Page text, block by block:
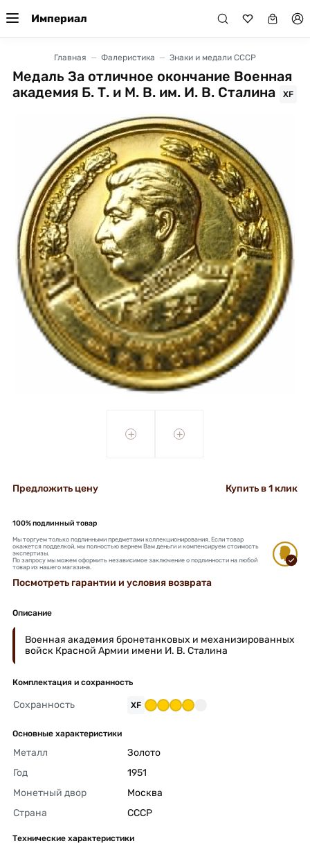
Империал
Главная Фалеристика Знаки и медали СССР
Медаль За отличное окончание Военная
академия Б. Т. и М. В. им. И. В. Сталина
XF
+ +
Предложить цену Купить в 1 клик
100% подлинный товар
Мы торгуем только подлинными предметами коллекционирования. Если товар
окажется подделкой, мы полностью вернем Вам деньги и компенсируем стоимость
экспертизы.
По запросу мы можем оформить независимое заключение о подлинности на любой
товар из нашего магазина.
Посмотреть гарантии и условия возврата
Описание
Военная академия бронетанковых и механизированных
войск Красной Армии имени И. В. Сталина
Комплектация и сохранность
Сохранность XF
Основные характеристики
Металл
Золото
Год
1951
Монетный двор
Москва
Страна
СССР
Технические характеристики